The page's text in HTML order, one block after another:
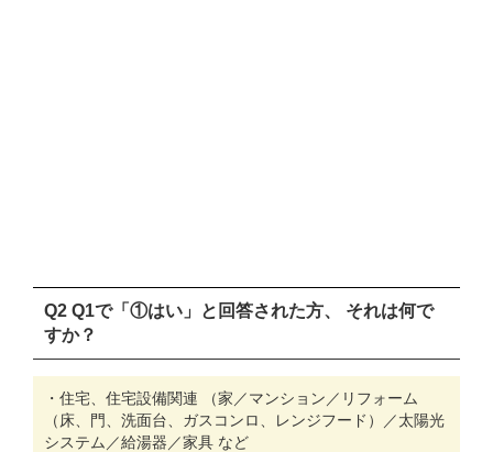
Q2 Q1で「①はい」と回答された方、 それは何で
すか？
・住宅、住宅設備関連 （家／マンション／リフォーム
（床、門、洗面台、ガスコンロ、レンジフード）／太陽光
システム／給湯器／家具 など